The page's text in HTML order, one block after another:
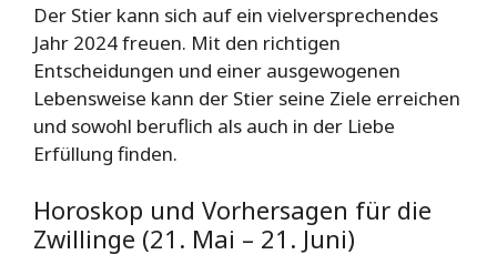
Der Stier kann sich auf ein vielversprechendes
Jahr 2024 freuen. Mit den richtigen
Entscheidungen und einer ausgewogenen
Lebensweise kann der Stier seine Ziele erreichen
und sowohl beruflich als auch in der Liebe
Erfüllung finden.
Horoskop und Vorhersagen für die
Zwillinge (21. Mai – 21. Juni)